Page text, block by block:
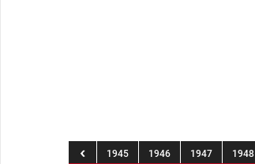
1944 1945 1946 1947 1948